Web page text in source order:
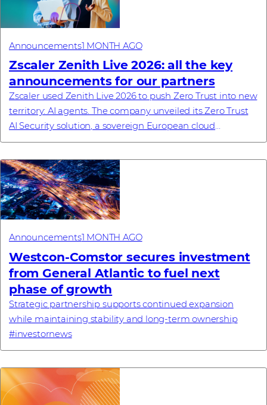
Announcements1 MONTH AGO
Zscaler Zenith Live 2026: all the key
announcements for our partners
Zscaler used Zenith Live 2026 to push Zero Trust into new
territory: AI agents. The company unveiled its Zero Trust
AI Security solution, a sovereign European cloud
commitment, a new enterprise browse...
Announcements1 MONTH AGO
Westcon-Comstor secures investment
from General Atlantic to fuel next
phase of growth
Strategic partnership supports continued expansion
while maintaining stability and long-term ownership
#investornews